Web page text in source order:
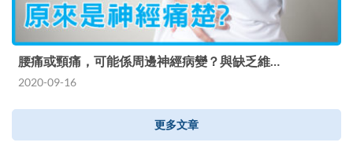
腰痛或頸痛，可能係周邊神經病變？與缺乏維…
2020-09-16
更多文章